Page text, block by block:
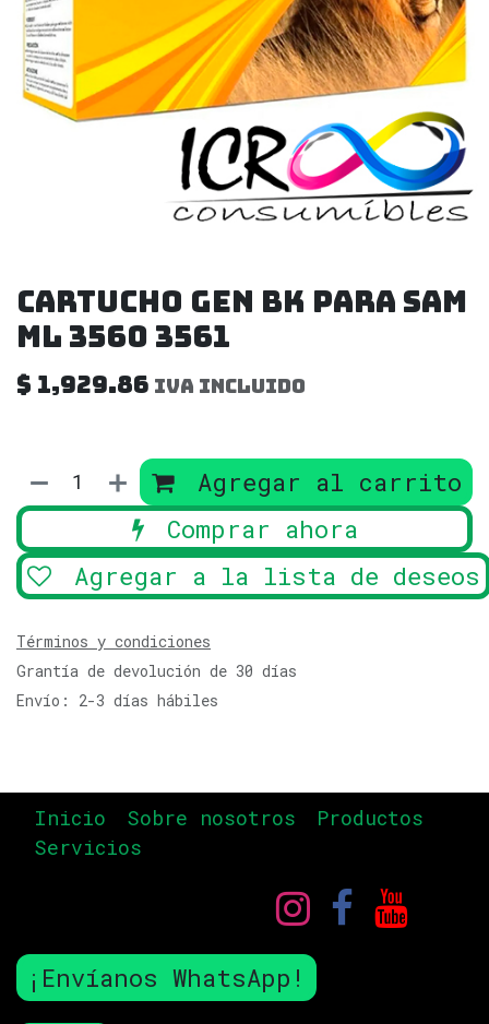
Cartucho Gen Bk para Sam
ML 3560 3561
$ 1,929.86 IVA incluido
Agregar al carrito
Comprar ahora
Agregar a la lista de deseos
Términos y condiciones
Grantía de devolución de 30 días
Envío: 2-3 días hábiles
Inicio Sobre nosotros
Productos
Servicios
¡Envíanos WhatsApp!